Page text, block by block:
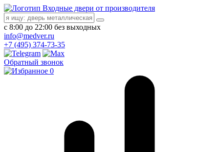
Входные двери от производителя
с 8:00 до 22:00 без выходных
info@medver.ru
+7 (495) 374-73-35
Обратный звонок
0